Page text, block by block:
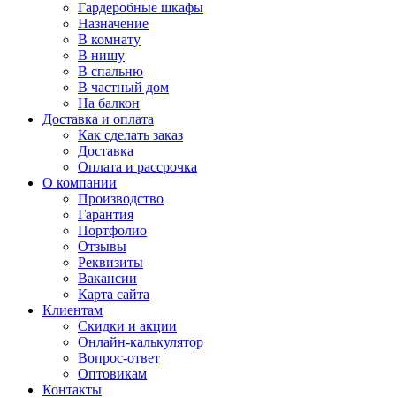
Гардеробные шкафы
Назначение
В комнату
В нишу
В спальню
В частный дом
На балкон
Доставка и оплата
Как сделать заказ
Доставка
Оплата и рассрочка
О компании
Производство
Гарантия
Портфолио
Отзывы
Реквизиты
Вакансии
Карта сайта
Клиентам
Скидки и акции
Онлайн-калькулятор
Вопрос-ответ
Оптовикам
Контакты